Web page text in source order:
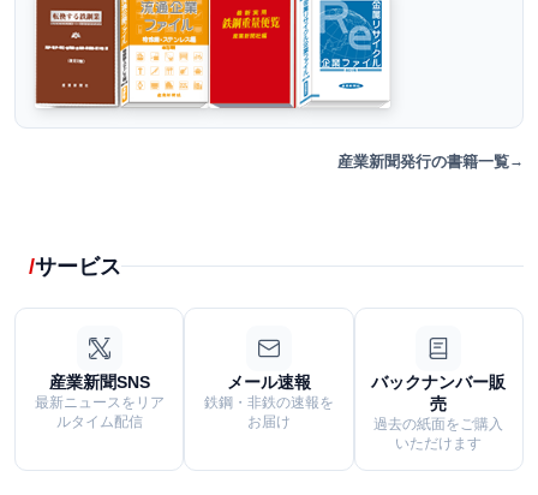
産業新聞発行の書籍一覧
サービス
産業新聞SNS
最新ニュースをリア
ルタイム配信
メール速報
鉄鋼・非鉄の速報を
お届け
バックナンバー販
売
過去の紙面をご購入
いただけます